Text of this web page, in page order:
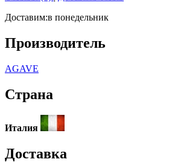
Доставим:в понедельник
Производитель
AGAVE
Страна
Италия
Доставка